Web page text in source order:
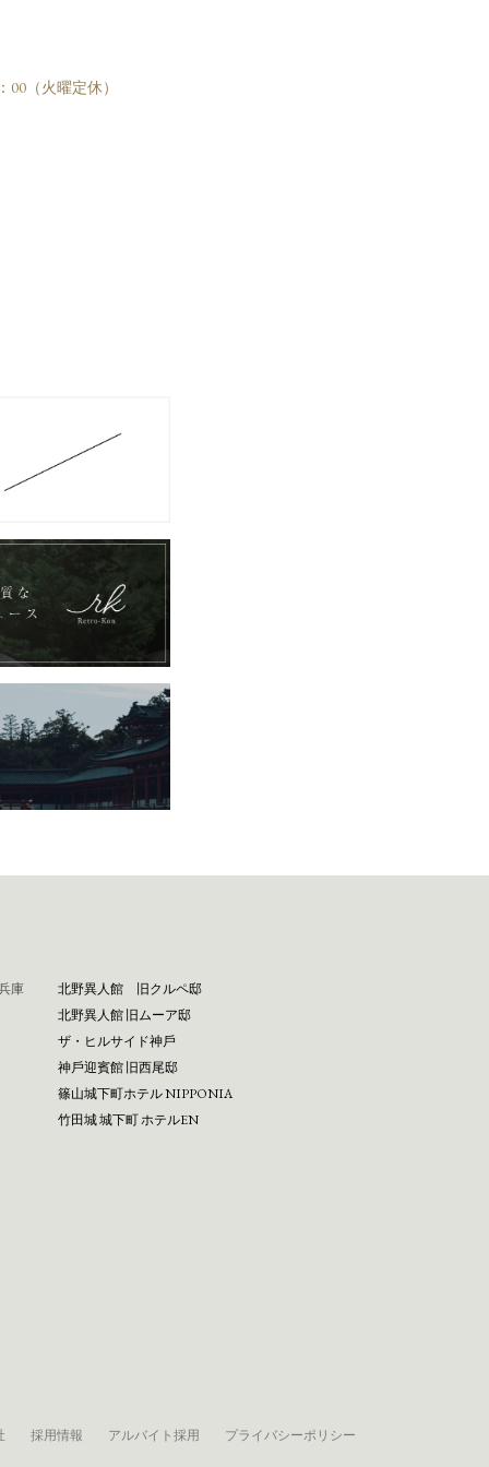
00（火曜定休）
庫
北野異人館 旧クルペ邸
北野異人館 旧ムーア邸
ザ・ヒルサイド神⼾
神⼾迎賓館 旧⻄尾邸
篠⼭城下町ホテル NIPPONIA
⽵⽥城 城下町 ホテルEN
採用情報 アルバイト採用 プライバシーポリシー